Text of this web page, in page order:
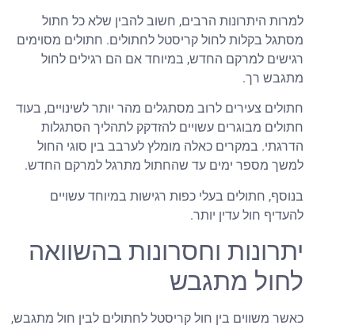
למרות היתרונות הרבים, חשוב להבין שלא כל חתול
מסתגל בקלות לחול קריסטל לחתולים. חתולים מסוימים
רגישים למרקם החדש, במיוחד אם הם רגילים לחול
מתגבש רך.
חתולים צעירים לרוב מסתגלים מהר יותר לשינויים, בעוד
חתולים מבוגרים עשויים להזדקק לתהליך הסתגלות
הדרגתי. במקרים כאלה מומלץ לערבב בין סוגי החול
למשך מספר ימים עד שהחתול מתרגל למרקם החדש.
בנוסף, חתולים בעלי כפות רגישות במיוחד עשויים
להעדיף חול עדין יותר.
יתרונות וחסרונות בהשוואה
לחול מתגבש
כאשר משווים בין חול קריסטל לחתולים לבין חול מתגבש,